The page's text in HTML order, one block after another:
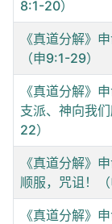
8:1-20）
《真道分解》
（申9:1-29）
《真道分解》
支派、神向我
22）
《真道分解》
顺服，咒诅！（
《真道分解》